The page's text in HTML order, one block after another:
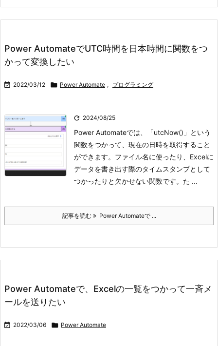
Power AutomateでUTC時間を日本時間に関数をつ
かって変換したい
 2022/03/12  Power Automate , プログラミング
 2024/08/25
Power Automateでは、「utcNow()」という
関数をつかって、現在の日時を取得すること
ができます。ファイル名に使ったり、Excelに
データを書き出す際のタイムスタンプとして
つかったりと欠かせない関数です。 た ...
記事を読む Power Automateで ...
Power Automateで、Excelの一覧をつかって一斉メ
ールを送りたい
 2022/03/06  Power Automate